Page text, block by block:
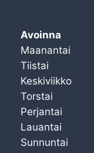
Avoinna
Maanantai
Tiistai
Keskiviikko
Torstai
Perjantai
Lauantai
Sunnuntai